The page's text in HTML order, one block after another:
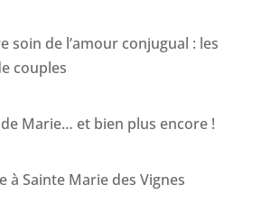
soin de l’amour conjugual : les
couples
Marie… et bien plus encore !
à Sainte Marie des Vignes